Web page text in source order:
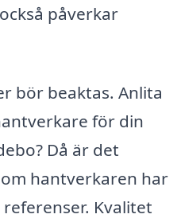
påverkar
bör beaktas. Anlita
för din
Då är det
hantverkaren har
Kvalitet